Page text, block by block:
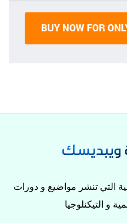
التي تنشر مواضيع و دورات
و التيكنلوجيا